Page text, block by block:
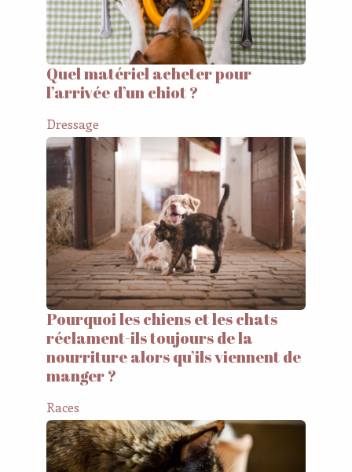
Quel matériel acheter pour
l’arrivée d’un chiot ?
Dressage
Pourquoi les chiens et les chats
réclament-ils toujours de la
nourriture alors qu’ils viennent de
manger ?
Races